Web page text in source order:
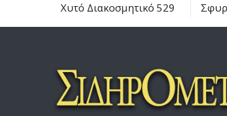
Χυτό Διακοσμητικό 529